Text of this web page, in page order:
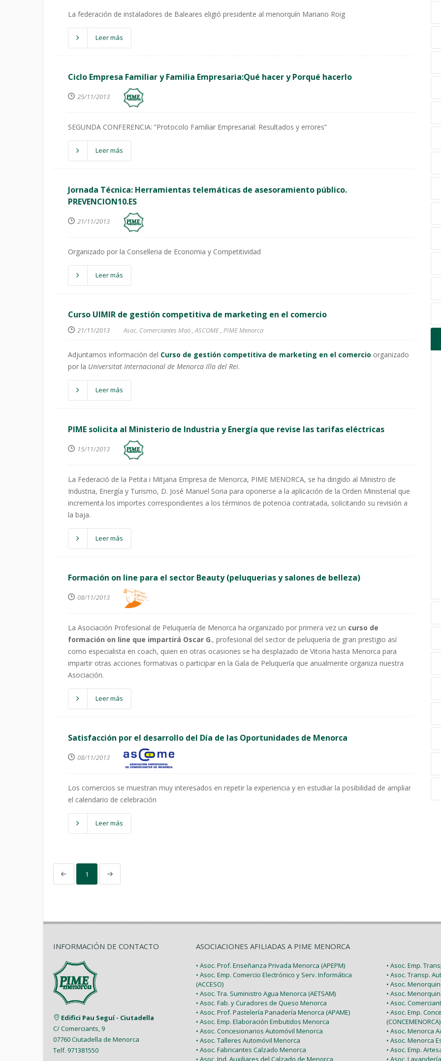
La federación de instaladores de Baleares eligió presidente al menorquín Mariano Roig
Leer más
Ciclo Empresa Familiar y Familia Empresaria:Qué hacer y Porqué hacerlo
25/11/2013
SEGUNDA CONFERENCIA: “Protocolo Familiar Empresarial: Resultados y errores”
Leer más
Jornada Técnica: Herramientas telemáticas de asesoramiento público.
PREVENCION10.ES
21/11/2013
Organizado por la Conselleria de Economia y Competitividad
Leer más
Curso UIMIR de gestión competitiva de marketing en el comercio
21/11/2013 Asoc. Comerciantes Maó,ASCOME, PIME Menorca
Adjuntamos información del Curso de gestión competitiva de marketing en el comercio organizado
por la Universitat Internacional de Menorca Illa del Rei.
Leer más
PIME solicita al Ministerio de Industria y Energía que revise las tarifas eléctricas
15/11/2013
La Federació de la Petita i Mitjana Empresa de Menorca, PIME MENORCA, se ha dirigido al Ministro de
Industria, Energía y Turismo, D. José Manuel Soria para oponerse a la aplicación de la Orden Ministerial que
incrementa los importes correspondientes a los términos de potencia contratada, solicitando su revisión a
la baja.
Leer más
Formación on line para el sector Beauty (peluquerias y salones de belleza)
08/11/2013
La Asociación Profesional de Peluquería de Menorca ha organizado por primera vez un curso de
formación on line que impartirá Oscar G., profesional del sector de peluquería de gran prestigio así
como especialista en coach, quien en otras ocasiones se ha desplazado de Vitoria hasta Menorca para
impartir otras acciones formativas o participar en la Gala de Peluquería que anualmente organiza nuestra
Asociación.
Leer más
Satisfacción por el desarrollo del Día de las Oportunidades de Menorca
08/11/2013
Los comercios se muestran muy interesados en repetir la experiencia y en estudiar la posibilidad de ampliar
el calendario de celebración
Leer más
1
INFORMACIÓN DE CONTACTO
Edifici Pau Seguí - Ciutadella
C/ Comerciants, 9
07760 Ciutadella de Menorca
Telf. 971381550
ASOCIACIONES AFILIADAS A PIME MENORCA
• Asoc. Prof. Enseñanza Privada Menorca (APEPM)
• Asoc. Emp. Comercio Electrónico y Serv. Informática
(ACCESO)
• Asoc. Tra. Suministro Agua Menorca (AETSAM)
• Asoc. Fab. y Curadores de Queso Menorca
• Asoc. Prof. Pastelería Panadería Menorca (APAME)
• Asoc. Emp. Elaboración Embutidos Menorca
• Asoc. Concesionarios Automóvil Menorca
• Asoc. Talleres Automóvil Menorca
• Asoc. Fabricantes Calzado Menorca
• Asoc. Ind. Auxiliares del Calzado de Menorca
• Asoc. Emp.
• Asoc. Transp.
• Asoc.
• Asoc.
• Asoc.
• Asoc. Emp.
(CONCEMENORCA)
• Asoc. Menorca
• Asoc. Menorca
• Asoc. Emp.
• Asoc.